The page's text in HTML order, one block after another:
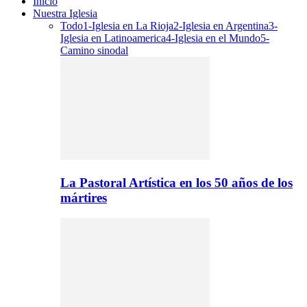
Nuestra Iglesia
Todo1-Iglesia en La Rioja2-Iglesia en Argentina3-
Iglesia en Latinoamerica4-Iglesia en el Mundo5-
Camino sinodal
La Pastoral Artística en los 50 años de los
mártires